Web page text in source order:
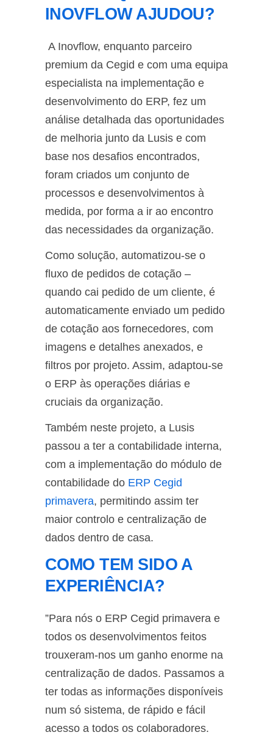
INOVFLOW AJUDOU?
A Inovflow, enquanto parceiro
premium da Cegid e com uma equipa
especialista na implementação e
desenvolvimento do ERP, fez um
análise detalhada das oportunidades
de melhoria junto da Lusis e com
base nos desafios encontrados,
foram criados um conjunto de
processos e desenvolvimentos à
medida, por forma a ir ao encontro
das necessidades da organização.
Como solução, automatizou-se o
fluxo de pedidos de cotação –
quando cai pedido de um cliente, é
automaticamente enviado um pedido
de cotação aos fornecedores, com
imagens e detalhes anexados, e
filtros por projeto. Assim, adaptou-se
o ERP às operações diárias e
cruciais da organização.
Também neste projeto, a Lusis
passou a ter a contabilidade interna,
com a implementação do módulo de
contabilidade do ERP Cegid
primavera, permitindo assim ter
maior controlo e centralização de
dados dentro de casa.
COMO TEM SIDO A
EXPERIÊNCIA?
”Para nós o ERP Cegid primavera e
todos os desenvolvimentos feitos
trouxeram-nos um ganho enorme na
centralização de dados. Passamos a
ter todas as informações disponíveis
num só sistema, de rápido e fácil
acesso a todos os colaboradores.